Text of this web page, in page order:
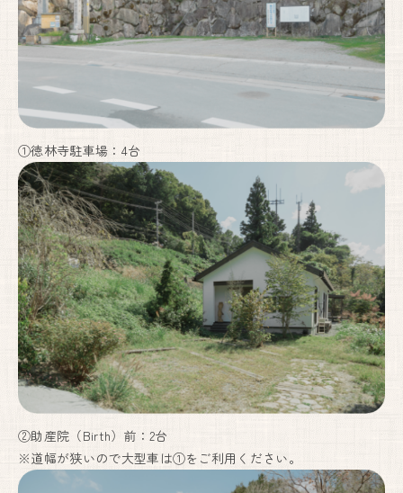
①徳林寺駐車場：4台
②助産院（Birth）前：2台
※道幅が狭いので大型車は①をご利用ください。